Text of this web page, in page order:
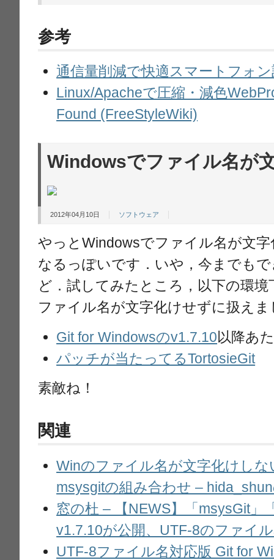
参考
通信量削減で快適スマートフォン
Linux/Apacheで圧縮・減色
Found (FreeStyleWiki)
Windowsでファイル名が
2012年04月10日 ソフトウェア
やっとWindowsでファイル名が文
なるっぽいです．いや，今までも
ど．試してみたところ，以下の環境
ファイル名が文字化けせずに扱えま
Git for Windowsのv1.7.10以降あ
パッチが当たってるTortosieGit
素敵ね！
関連
Winのファイル名が文字化けしな
msysgitの組み合わせ –
窓の杜 – 【NEWS】「msysGit」
v1.7.10が公開、UTF-8のファイ
UTF-8ファイル名対応版 Git for